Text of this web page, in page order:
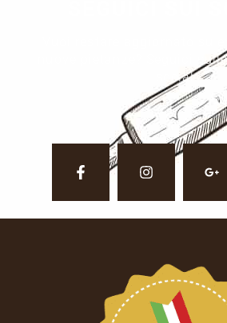
SEGUICI SUI
Vuoi restare aggiornato su
nuove pietanze? Seguici
social.